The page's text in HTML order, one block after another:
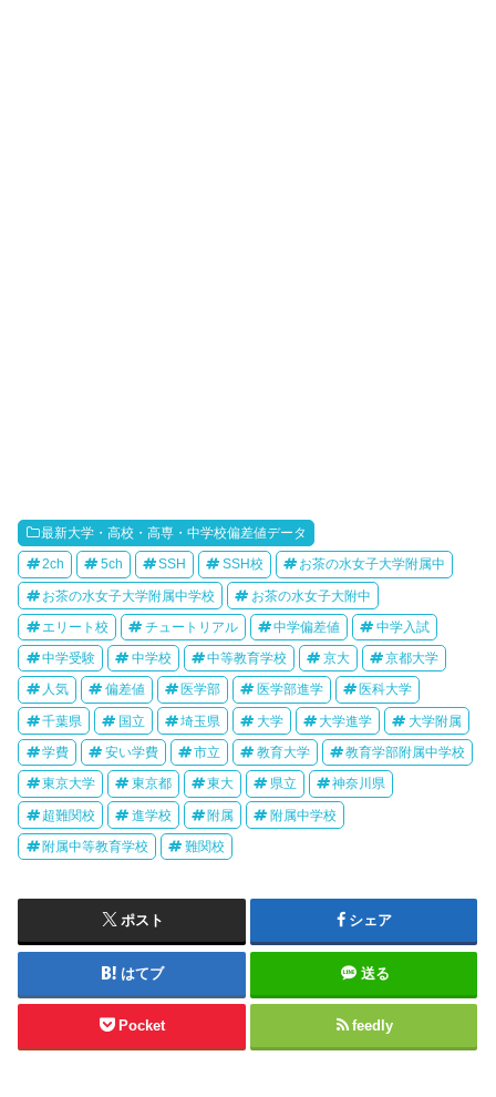
最新大学・高校・高専・中学校偏差値データ
2ch 5ch SSH SSH校 お茶の水女子大学附属中
お茶の水女子大学附属中学校 お茶の水女子大附中
エリート校 チュートリアル 中学偏差値 中学入試
中学受験 中学校 中等教育学校 京大 京都大学
人気 偏差値 医学部 医学部進学 医科大学
千葉県 国立 埼玉県 大学 大学進学 大学附属
学費 安い学費 市立 教育大学 教育学部附属中学校
東京大学 東京都 東大 県立 神奈川県
超難関校 進学校 附属 附属中学校
附属中等教育学校 難関校
ポスト シェア
はてブ 送る
Pocket feedly